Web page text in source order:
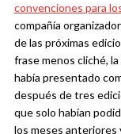
convenciones para
compañía
de las próximas
frase menos cliché,
había presentado
después de tres
que solo habían
los meses anteriores